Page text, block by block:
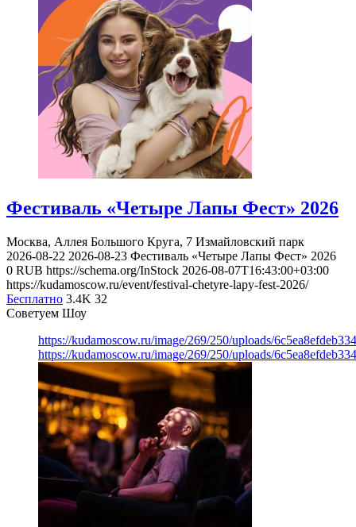
Фестиваль «Четыре Лапы Фест» 2026
Москва, Аллея Большого Круга, 7 Измайловский парк
2026-08-22 2026-08-23 Фестиваль «Четыре Лапы Фест» 2026
0 RUB https://schema.org/InStock 2026-08-07T16:43:00+03:00
https://kudamoscow.ru/event/festival-chetyre-lapy-fest-2026/
Бесплатно 3.4K 32
Советуем Шоу
https://kudamoscow.ru/image/269/250/uploads/
https://kudamoscow.ru/image/269/250/uploads/